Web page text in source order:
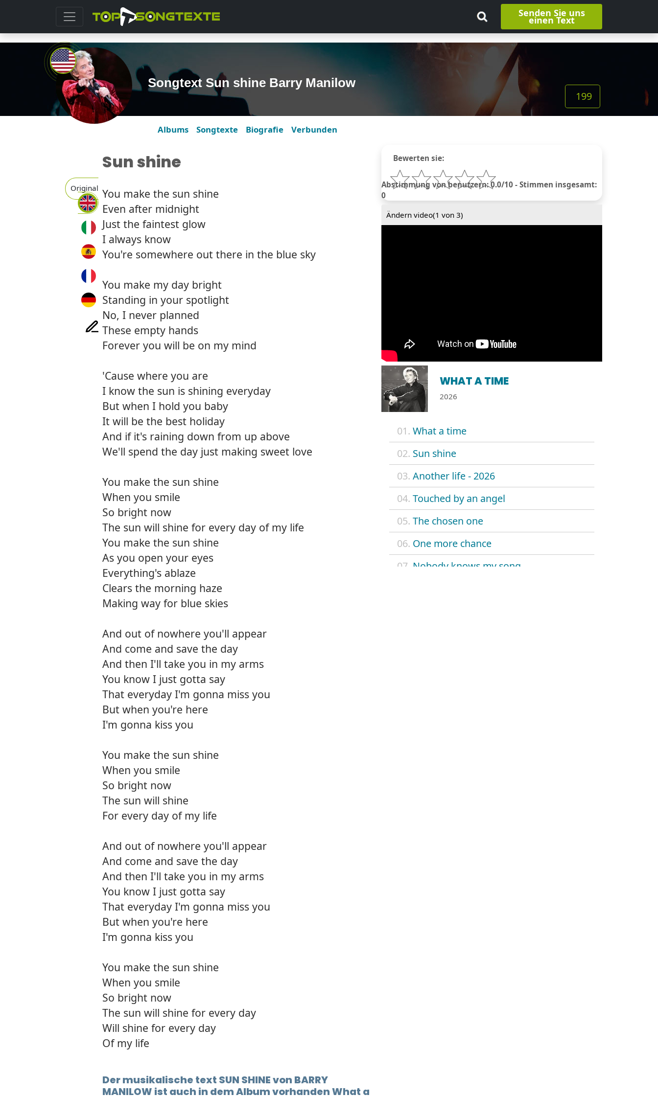
Senden Sie uns
einen Text
Songtext Sun shine Barry Manilow
199
Albums Songtexte Biografie Verbunden
Original
Bewerten sie:
Abstimmung von benutzern: 0.0/10 - Stimmen insgesamt:
0
Ändern video(1 von 3)
WHAT A TIME
2026
01. What a time
02. Sun shine
03. Another life - 2026
04. Touched by an angel
05. The chosen one
06. One more chance
07. Nobody knows my song
Sun shine
You make the sun shine
Even after midnight
Just the faintest glow
I always know
You're somewhere out there in the blue sky
You make my day bright
Standing in your spotlight
No, I never planned
These empty hands
Forever you will be on my mind
'Cause where you are
I know the sun is shining everyday
But when I hold you baby
It will be the best holiday
And if it's raining down from up above
We'll spend the day just making sweet love
You make the sun shine
When you smile
So bright now
The sun will shine for every day of my life
You make the sun shine
As you open your eyes
Everything's ablaze
Clears the morning haze
Making way for blue skies
And out of nowhere you'll appear
And come and save the day
And then I'll take you in my arms
You know I just gotta say
That everyday I'm gonna miss you
But when you're here
I'm gonna kiss you
You make the sun shine
When you smile
So bright now
The sun will shine
For every day of my life
And out of nowhere you'll appear
And come and save the day
And then I'll take you in my arms
You know I just gotta say
That everyday I'm gonna miss you
But when you're here
I'm gonna kiss you
You make the sun shine
When you smile
So bright now
The sun will shine for every day
Will shine for every day
Of my life
Der musikalische text SUN SHINE von BARRY
MANILOW ist auch in dem Album vorhanden What a